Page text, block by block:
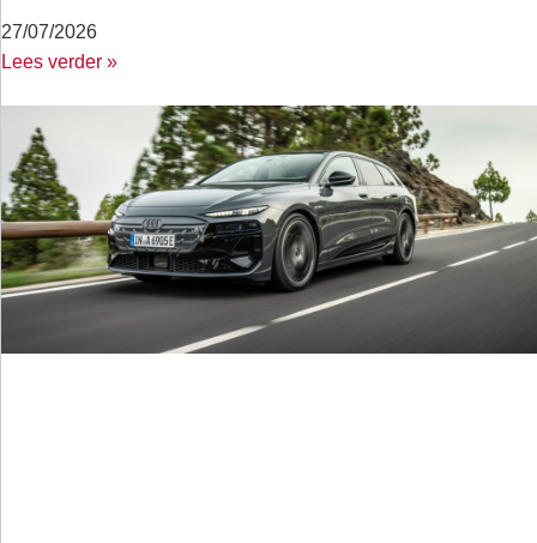
27/07/2026
Lees verder »